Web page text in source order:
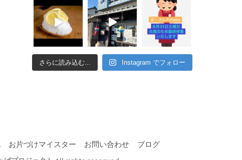
さらに読み込む... Instagram でフォロー
お片づけマイスター お問い合わせ ブログ